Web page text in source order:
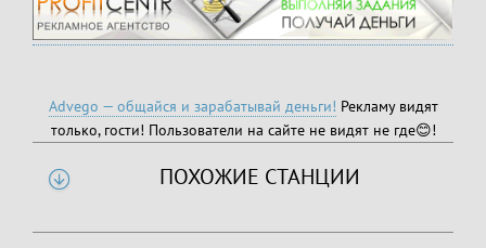
Advego — общайся и зарабатывай деньги! Рекламу видят
только, гости! Пользователи на сайте не видят не где😊!
ПОХОЖИЕ СТАНЦИИ